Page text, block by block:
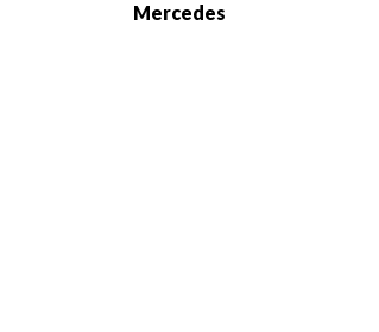
Mercedes